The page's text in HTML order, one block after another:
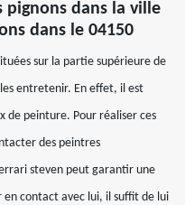
pignons dans la ville
dans le 04150
sur la partie supérieure de
entretenir. En effet, il est
de peinture. Pour réaliser ces
des peintres
steven peut garantir une
contact avec lui, il suffit de lui